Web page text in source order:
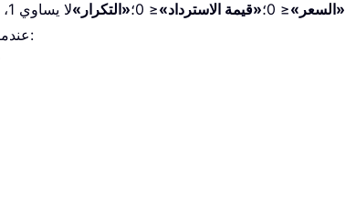
«السعر»≤ 0؛ «قيمة الاسترداد»≤ 0؛ «التكرار»لا يساوي 1، 2 أو 4؛ أو
عندما يتحقق أحد الشرطين التاليين: